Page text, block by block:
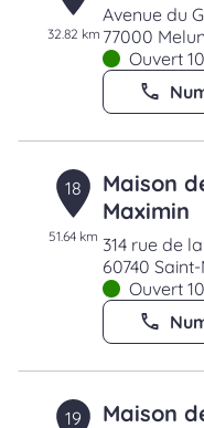
32.82 km
Avenue du
77000 Melun
Ouvert
18
51.64 km
Maison
Maximin
314 rue de
60740
Ouvert
19
Maison